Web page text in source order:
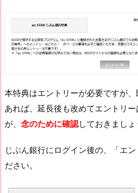
本特典はエントリーが必要ですが
あれば、延長後も改めてエントリ
が、 念のために確認しておきましょ
じぶん銀行にログイン後の、「エ
ださい。